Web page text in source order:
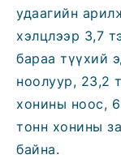
удаагийн
хэлцлээр 3,7
бараа түүхий
ноолуур, 23,2
хонины ноос,
тонн хонины
байна.